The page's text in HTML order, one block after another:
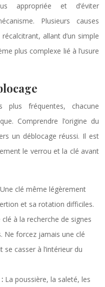
appropriée et d’éviter
Plusieurs causes
allant d’un simple
plus complexe lié à l’usure
fréquentes, chacune
Comprendre l’origine du
un déblocage réussi. Il est
le verrou et la clé avant
Une clé même légèrement
et sa rotation difficiles.
à la recherche de signes
Ne forcez jamais une clé
casser à l’intérieur du
La poussière, la saleté, les